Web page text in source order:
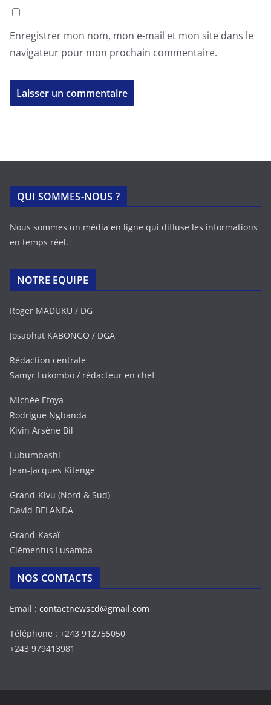
Enregistrer mon nom, mon e-mail et mon site dans le
navigateur pour mon prochain commentaire.
QUI SOMMES-NOUS ?
Nous sommes un média en ligne qui diffuse les informations
en temps réel.
NOTRE EQUIPE
Roger MADUKU / DG
Josaphat KABONGO / DGA
Rédaction centrale
Samyr Lukombo / rédacteur en chef
Michée Efoya
Rodrigue Ngbanda
Kivin Arsène Bil
Lubumbashi
Jean-Jacques Kitenge
Grand-Kivu (Nord & Sud)
David BELANDA
Grand-Kasaï
Clémentus Lusamba
NOS CONTACTS
Email : contactnewscd@gmail.com
Téléphone : +243 912755050
+243 979413981